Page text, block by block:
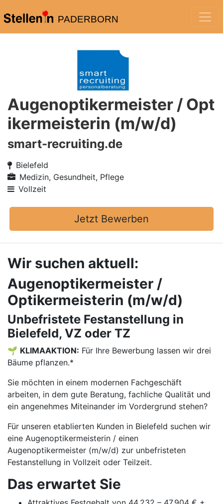
PADERBORN
Augenoptikermeister / Opt
ikermeisterin (m/w/d)
smart-recruiting.de
Bielefeld
Medizin, Gesundheit, Pflege
Vollzeit
Jetzt Bewerben
Wir suchen aktuell:
Augenoptikermeister /
Optikermeisterin (m/w/d)
Unbefristete Festanstellung in
Bielefeld, VZ oder TZ
🌱 KLIMAAKTION: Für Ihre Bewerbung lassen wir drei
Bäume pflanzen.*
Sie möchten in einem modernen Fachgeschäft
arbeiten, in dem gute Beratung, fachliche Qualität und
ein angenehmes Miteinander im Vordergrund stehen?
Für unseren etablierten Kunden in Bielefeld suchen wir
eine Augenoptikermeisterin / einen
Augenoptikermeister (m/w/d) zur unbefristeten
Festanstellung in Vollzeit oder Teilzeit.
Das erwartet Sie